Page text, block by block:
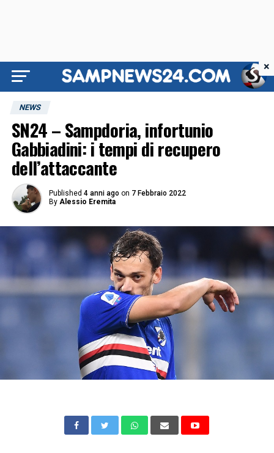
NEWS
SN24 – Sampdoria, infortunio
Gabbiadini: i tempi di recupero
dell’attaccante
Published 4 anni ago on 7 Febbraio 2022
By Alessio Eremita
×